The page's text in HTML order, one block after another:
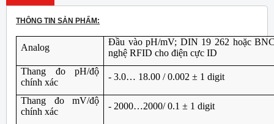
THÔNG TIN SẢN PHẨM:
Analog
Đầu vào pH/mV; DIN 19 262 hoặc
nghệ RFID cho điện cực ID
Thang đo pH/độ
chính xác
- 3.0… 18.00 / 0.002 ± 1 digit
Thang đo mV/độ
chính xác
- 2000…2000/ 0.1 ± 1 digit